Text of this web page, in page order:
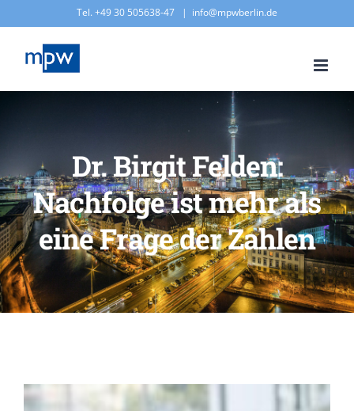
springen
Tel. +49 30 505638-47 | info@mpwberlin.de
Dr. Birgit Felden:
Nachfolge ist mehr als
eine Frage der Zahlen
Zeige